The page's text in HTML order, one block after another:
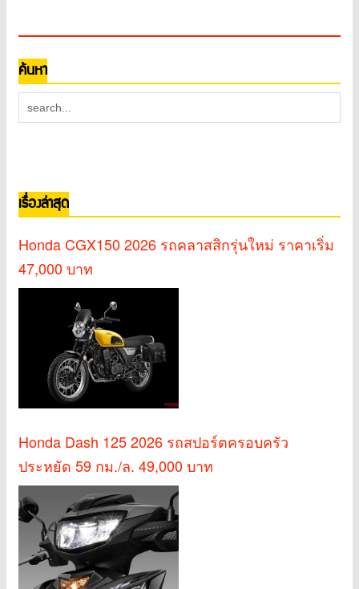
ค้นหา
เรื่องล่าสุด
Honda CGX150 2026 รถคลาสสิกรุ่นใหม่ ราคาเริ่ม
47,000 บาท
Honda Dash 125 2026 รถสปอร์ตครอบครัว
ประหยัด 59 กม./ล. 49,000 บาท